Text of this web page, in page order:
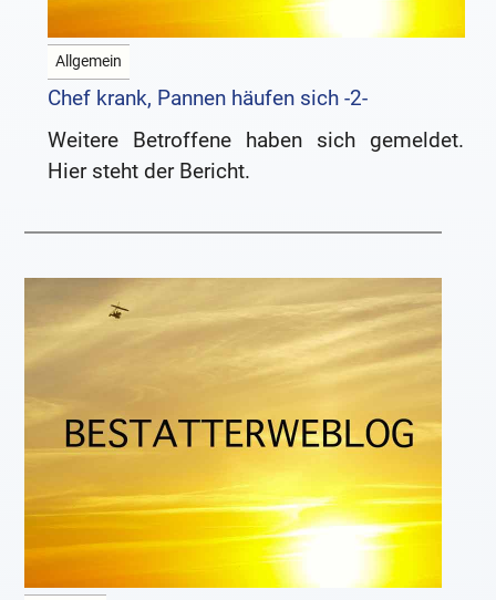
Allgemein
Chef krank, Pannen häufen sich -2-
Weitere Betroffene haben sich gemeldet.
Hier steht der Bericht.